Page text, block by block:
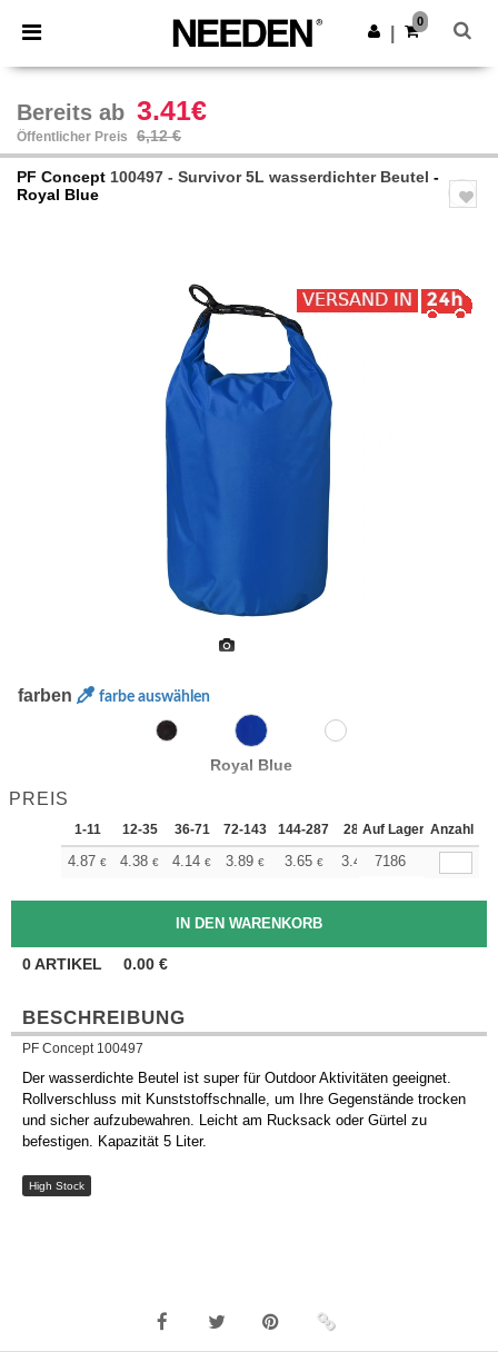
× Needen App
Bessere Preise in der App!
App holen
0
Bereits ab 3.41€
Öffentlicher Preis 6,12 €
PF Concept 100497 - Survivor 5L wasserdichter Beutel -
Royal Blue
farben farbe auswählen
Royal Blue
PREIS
1-11 12-35 36-71 72-143 144-287 288 + Mehr
Auf Lager Anzahl
4.87 € 4.38 € 4.14 € 3.89 € 3.65 € 3.41 € +
7186
0ARTIKEL 0.00 €
BESCHREIBUNG
PF Concept 100497
Der wasserdichte Beutel ist super für Outdoor Aktivitäten geeignet.
Rollverschluss mit Kunststoffschnalle, um Ihre Gegenstände trocken
und sicher aufzubewahren. Leicht am Rucksack oder Gürtel zu
befestigen. Kapazität 5 Liter.
High Stock